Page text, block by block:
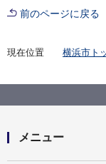
前のページに戻る
現在位置 横浜市ト
平成27年
メニュー